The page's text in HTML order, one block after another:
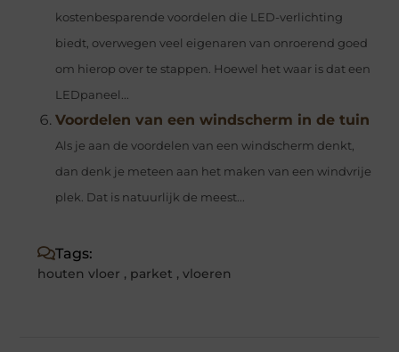
kostenbesparende voordelen die LED-verlichting
biedt, overwegen veel eigenaren van onroerend goed
om hierop over te stappen. Hoewel het waar is dat een
LEDpaneel...
Voordelen van een windscherm in de tuin
Als je aan de voordelen van een windscherm denkt,
dan denk je meteen aan het maken van een windvrije
plek. Dat is natuurlijk de meest...
Tags:
houten vloer , parket ,vloeren